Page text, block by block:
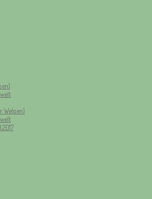
Welpen)